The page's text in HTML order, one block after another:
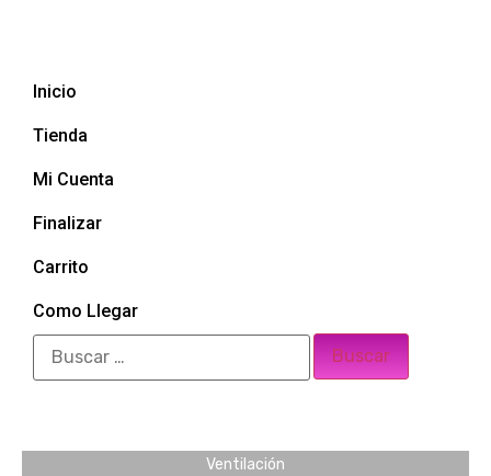
Inicio
Tienda
Mi Cuenta
Finalizar
Carrito
Como Llegar
Ventilación